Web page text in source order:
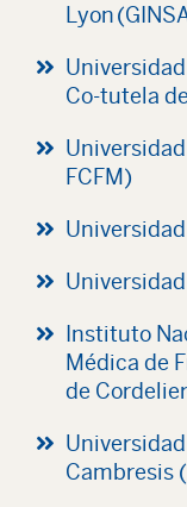
Lyon
Co-tutela
FCFM)
Instituto
Médica de
de
Cambresis